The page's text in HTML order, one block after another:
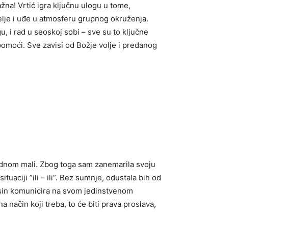
Vrtić igra ključnu ulogu u tome,
i uđe u atmosferu grupnog okruženja.
i rad u seoskoj sobi – sve su to ključne
Sve zavisi od Božje volje i predanog
mali. Zbog toga sam zanemarila svoju
”ili – ili”. Bez sumnje, odustala bih od
komunicira na svom jedinstvenom
način koji treba, to će biti prava proslava,